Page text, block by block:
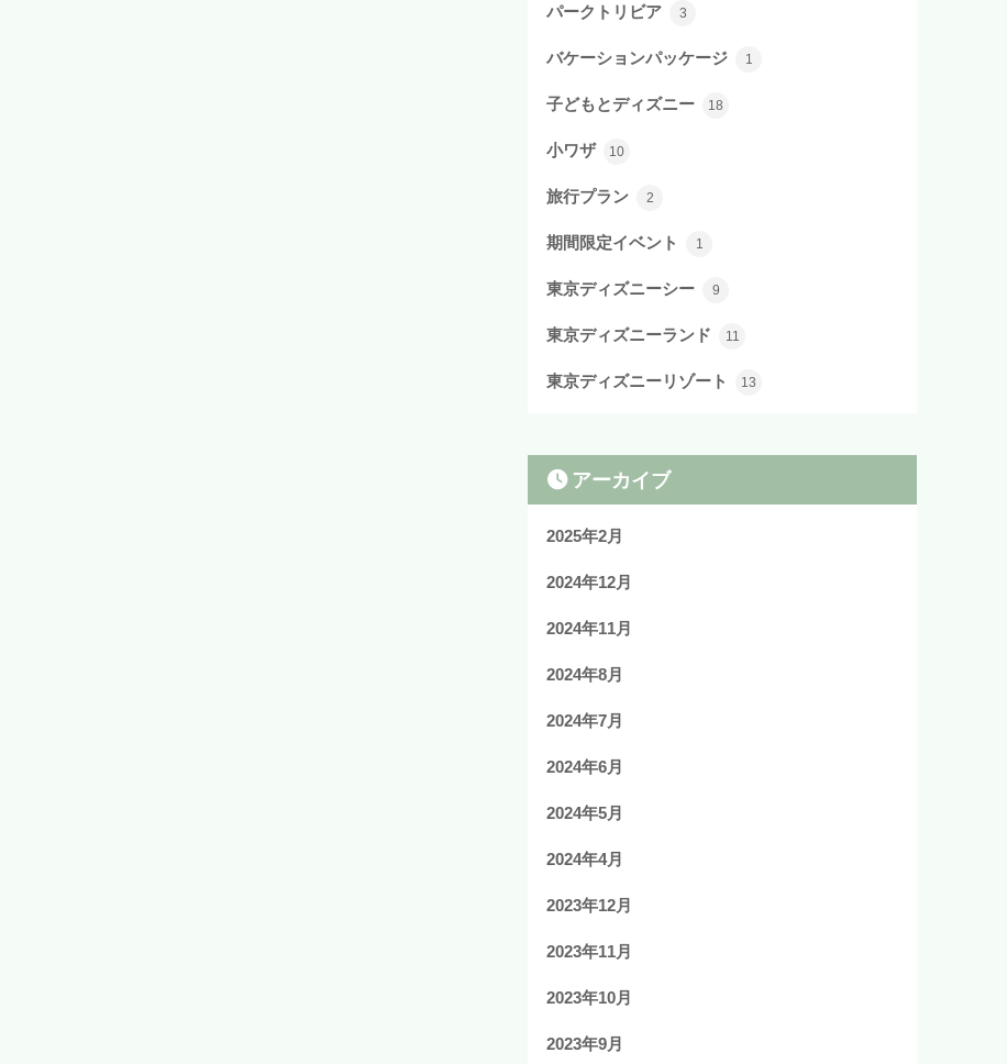
パークトリビア 3
バケーションパッケージ 1
子どもとディズニー 18
小ワザ 10
旅行プラン 2
期間限定イベント 1
東京ディズニーシー 9
東京ディズニーランド 11
東京ディズニーリゾート 13
アーカイブ
2025年2月
2024年12月
2024年11月
2024年8月
2024年7月
2024年6月
2024年5月
2024年4月
2023年12月
2023年11月
2023年10月
2023年9月